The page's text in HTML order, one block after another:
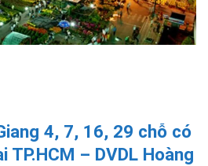
4, 7, 16, 29 chỗ có
TP.HCM – DVDL Hoàng